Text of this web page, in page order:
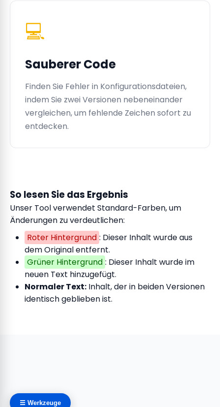
☰ Werkzeuge
💻
Sauberer Code
Finden Sie Fehler in Konfigurationsdateien,
indem Sie zwei Versionen nebeneinander
vergleichen, um fehlende Zeichen sofort zu
entdecken.
So lesen Sie das Ergebnis
Unser Tool verwendet Standard-Farben, um
Änderungen zu verdeutlichen:
Roter Hintergrund : Dieser Inhalt wurde aus
dem Original entfernt.
Grüner Hintergrund : Dieser Inhalt wurde im
neuen Text hinzugefügt.
Normaler Text: Inhalt, der in beiden Versionen
identisch geblieben ist.